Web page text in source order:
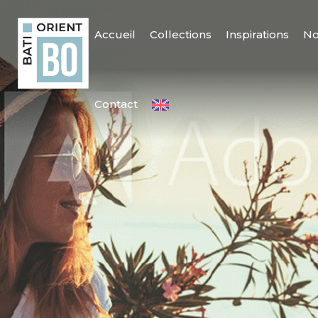
Accueil Collections Inspirations
Contact